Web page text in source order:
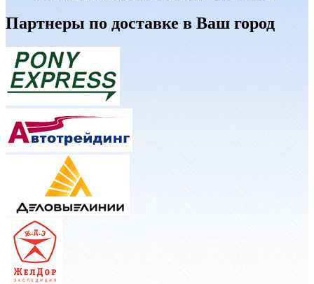
Партнеры по доставке в Ваш город